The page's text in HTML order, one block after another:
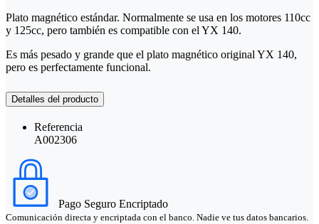
Plato magnético estándar. Normalmente se usa en los motores 110cc
y 125cc, pero también es compatible con el YX 140.
Es más pesado y grande que el plato magnético original YX 140,
pero es perfectamente funcional.
Detalles del producto
Referencia
A002306
Pago Seguro Encriptado
Comunicación directa y encriptada con el banco. Nadie ve tus datos bancarios.